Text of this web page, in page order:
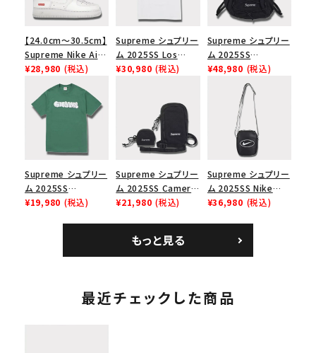
【24.0cm～30.5cm】
Supreme Nike Air
Force 1 Low シュプ
リーム ナイキエアフォ
ース１スニーカー シ
ューズ ホワイト
¥28,980 (税込)
Supreme シュプリー
ム 2025SS Los
Angeles Fire Relief
スロゴTシャツ ホワ
¥30,980 (税込)
Supreme シュプリー
ム 2025SS
Backpack バックパッ
ク ブラック 黒
¥48,980 (税込)
Supreme シュプリー
ム 2025SS
Homerun Tee ホー
¥19,980 (税込)
Supreme シュプリー
ム 2025SS Camera
Bag + Mini Pouch
¥21,980 (税込)
Supreme シュプリー
ム 2025SS Nike
Leather Shoulder
¥36,980 (税込)
もっと見る
最近チェックした商品